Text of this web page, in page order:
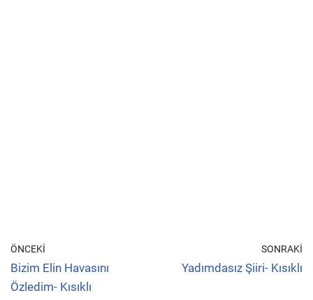
ÖNCEKI
Bizim Elin Havasını
Özledim- Kısıklı
SONRAKI
Yadımdasız Şiiri- Kısıklı